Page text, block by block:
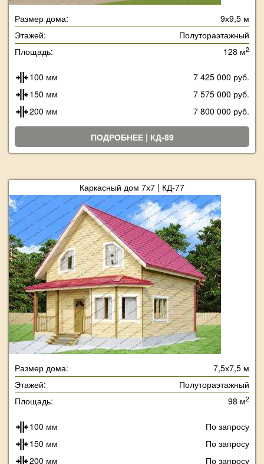
Размер дома:
9х9,5 м
Этажей:
Полутораэтажный
Площадь:
128 м2
100 мм
7 425 000 руб.
150 мм
7 575 000 руб.
200 мм
7 800 000 руб.
ПОДРОБНЕЕ | КД-89
Каркасный дом 7х7 | КД-77
Размер дома:
7,5х7,5 м
Этажей:
Полутораэтажный
Площадь:
98 м2
100 мм
По запросу
150 мм
По запросу
200 мм
По запросу